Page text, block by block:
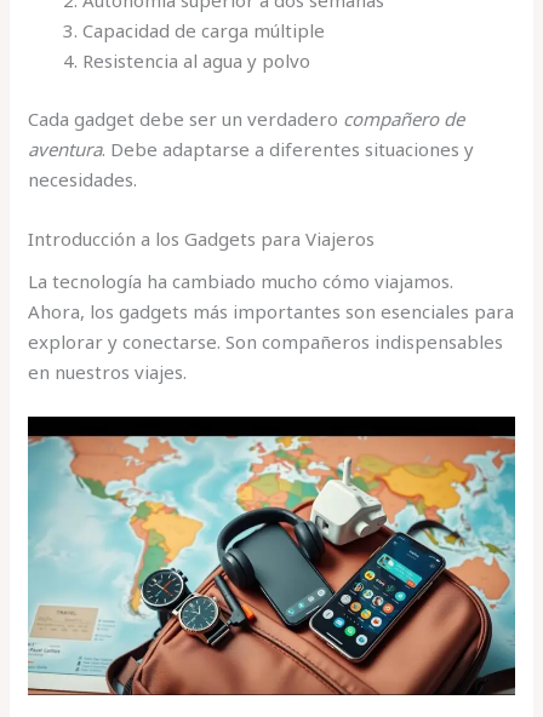
Capacidad de carga múltiple
Resistencia al agua y polvo
Cada gadget debe ser un verdadero compañero de
aventura. Debe adaptarse a diferentes situaciones y
necesidades.
Introducción a los Gadgets para Viajeros
La tecnología ha cambiado mucho cómo viajamos.
Ahora, los gadgets más importantes son esenciales para
explorar y conectarse. Son compañeros indispensables
en nuestros viajes.